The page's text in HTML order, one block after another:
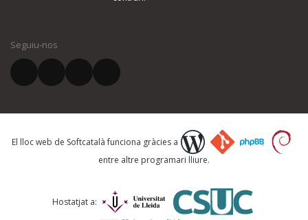
El vostre correu electrònic *
Què proposeu?
Comentari *
Seguiu-nos
El lloc web de Softcatalà funciona gràcies a
entre altre programari lliure.
Hostatjat a: